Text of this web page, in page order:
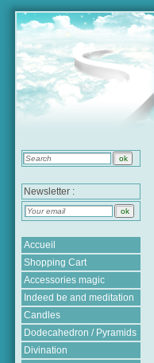
Newsletter :
Accueil
Shopping Cart
Accessories magic
Indeed be and meditation
Candles
Dodecahedron / Pyramids
Divination